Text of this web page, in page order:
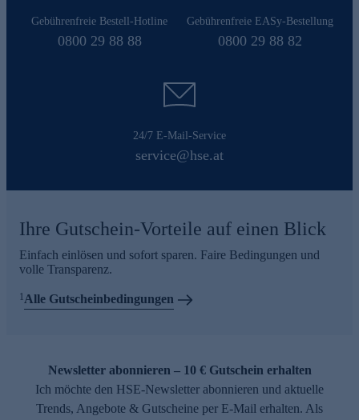
Gebührenfreie Bestell-Hotline
0800 29 88 88
Gebührenfreie EASy-Bestellung
0800 29 88 82
24/7 E-Mail-Service
service@hse.at
Ihre Gutschein-Vorteile auf einen Blick
Einfach einlösen und sofort sparen. Faire Bedingungen und
volle Transparenz.
1 Alle Gutscheinbedingungen
Newsletter abonnieren – 10 € Gutschein erhalten
Ich möchte den HSE-Newsletter abonnieren und aktuelle
Trends, Angebote & Gutscheine per E-Mail erhalten. Als